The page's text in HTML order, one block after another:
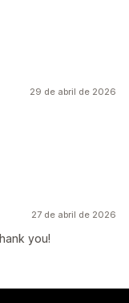
29 de abril de 2026
27 de abril de 2026
you!